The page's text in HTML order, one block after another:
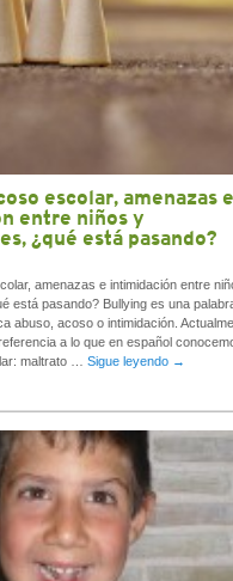
escolar, amenazas e
entre niños y
¿qué está pasando?
amenazas e intimidación entre
está pasando? Bullying es una
abuso, acoso o intimidación.
a lo que en español
maltrato … Sigue leyendo →